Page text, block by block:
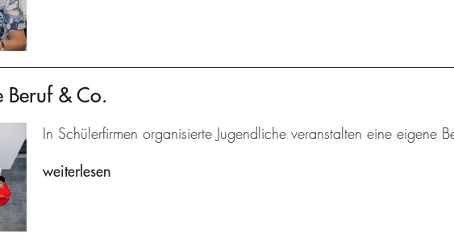
Beruf & Co.
In Schülerfirmen organisierte Jugendliche veranstalten eine eigene
weiterlesen